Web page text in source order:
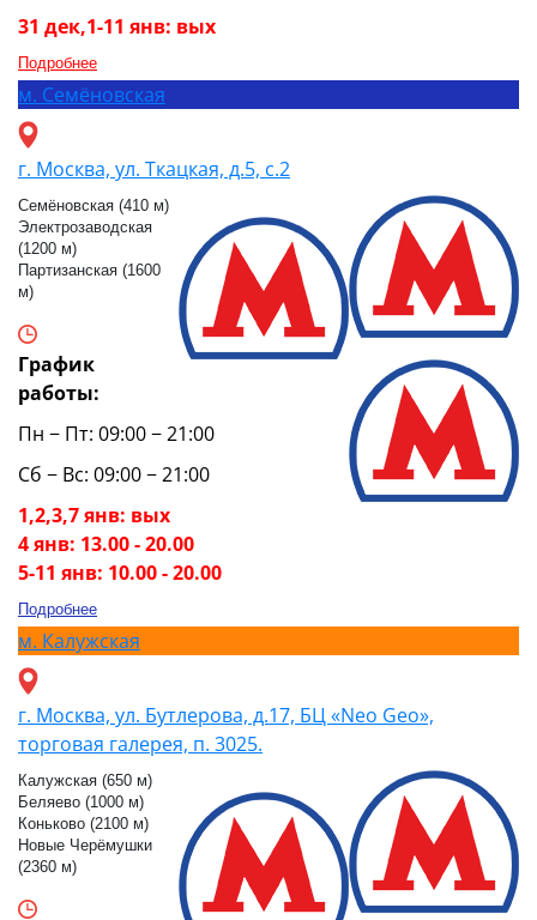
31 дек,1-11 янв: вых
Подробнее
м. Семёновская
г. Москва, ул. Ткацкая, д.5, с.2
Семёновская (410 м)
Электрозаводская
(1200 м)
Партизанская (1600
м)
График
работы:
Пн − Пт: 09:00 − 21:00
Сб − Вс: 09:00 − 21:00
1,2,3,7 янв: вых
4 янв: 13.00 - 20.00
5-11 янв: 10.00 - 20.00
Подробнее
м. Калужская
г. Москва, ул. Бутлерова, д.17, БЦ «Neo Geo»,
торговая галерея, п. 3025.
Калужская (650 м)
Беляево (1000 м)
Коньково (2100 м)
Новые Черёмушки
(2360 м)